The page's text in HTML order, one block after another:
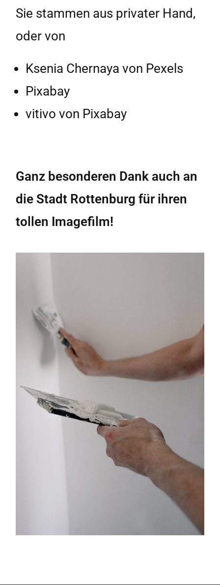
Sie stammen aus privater Hand,
oder von
Ksenia Chernaya von Pexels
Pixabay
vitivo von Pixabay
Ganz besonderen Dank auch an
die Stadt Rottenburg für ihren
tollen Imagefilm!